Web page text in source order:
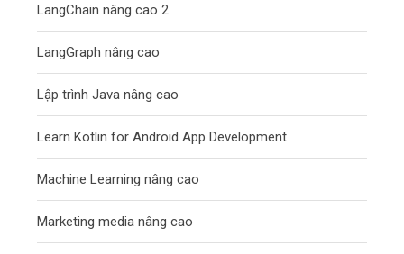
LangChain nâng cao 2
LangGraph nâng cao
Lập trình Java nâng cao
Learn Kotlin for Android App Development
Machine Learning nâng cao
Marketing media nâng cao